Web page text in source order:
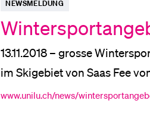
NEWSMELDUNG
13.11.2018 – grosse
im Skigebiet von Saas Fee
www.unilu.ch/news/
Mitarbeitende